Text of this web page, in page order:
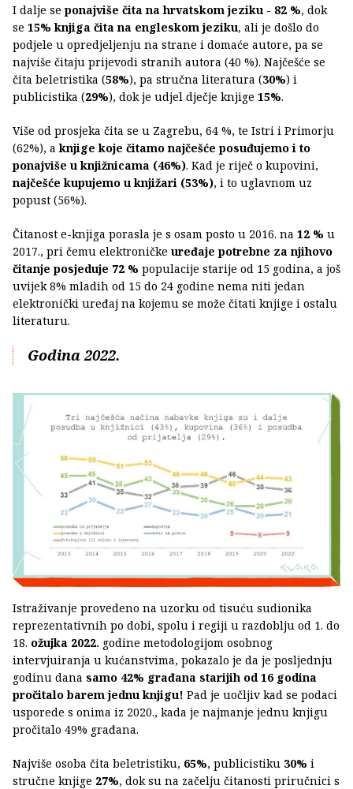
I dalje se ponajviše čita na hrvatskom jeziku - 82 %, dok
se 15% knjiga čita na engleskom jeziku, ali je došlo do
podjele u opredjeljenju na strane i domaće autore, pa se
najviše čitaju prijevodi stranih autora (40 %). Najčešće se
čita beletristika (58%), pa stručna literatura (30%) i
publicistika (29%), dok je udjel dječje knjige 15%.
Više od prosjeka čita se u Zagrebu, 64 %, te Istri i Primorju
(62%), aknjige koje čitamo najčešće posuđujemo i to
ponajviše u knjižnicama (46%). Kad je riječ o kupovini,
najčešće kupujemo u knjižari (53%), i to uglavnom uz
popust (56%).
Čitanost e-knjiga porasla je s osam posto u 2016. na 12 % u
2017., pri čemu elektroničke uređaje potrebne za njihovo
čitanje posjeduje 72 % populacije starije od 15 godina, a još
uvijek 8% mladih od 15 do 24 godine nema niti jedan
elektronički uređaj na kojemu se može čitati knjige i ostalu
literaturu.
Godina 2022.
Istraživanje provedeno na uzorku od tisuću sudionika
reprezentativnih po dobi, spolu i regiji u razdoblju od 1. do
18. ožujka 2022. godine metodologijom osobnog
intervjuiranja u kućanstvima, pokazalo je da je posljednju
godinu dana samo 42% građana starijih od 16 godina
pročitalo barem jednu knjigu! Pad je uočljiv kad se podaci
usporede s onima iz 2020., kada je najmanje jednu knjigu
pročitalo 49% građana.
Najviše osoba čita beletristiku, 65%, publicistiku 30% i
stručne knjige 27%, dok su na začelju čitanosti priručnici s